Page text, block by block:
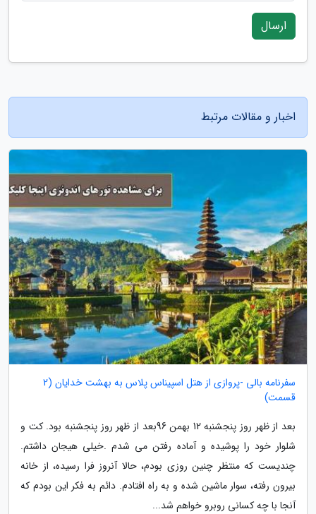
ارسال
اخبار و مقالات مرتبط
سفرنامه بالی -پروازی از هتل اسپیناس پلاس به بهشت خدایان (2
قسمت)
بعد از ظهر روز پنجشنبه 12 بهمن 96بعد از ظهر روز پنجشنبه بود. کت و
شلوار خود را پوشیده و آماده رفتن می شدم .خیلی هیجان داشتم.
چندیست که منتظر چنین روزی بودم، حالا آنروز فرا رسیده، از خانه
بیرون رفته، سوار ماشین شده و به راه افتادم. دائم به فکر این بودم که
آنجا با چه کسانی روبرو خواهم شد...